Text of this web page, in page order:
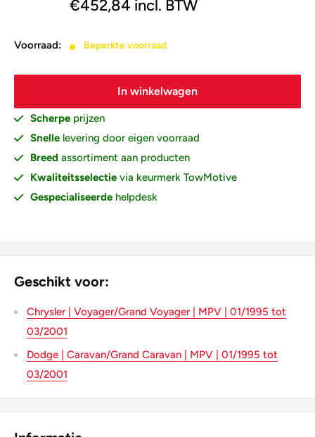
€452,84 incl. BTW
Voorraad: Beperkte voorraad
In winkelwagen
Scherpe prijzen
Snelle levering door eigen voorraad
Breed assortiment aan producten
Kwaliteitsselectievia keurmerk TowMotive
Gespecialiseerde helpdesk
Geschikt voor:
Chrysler | Voyager/Grand Voyager | MPV | 01/1995 tot
03/2001
Dodge | Caravan/Grand Caravan | MPV | 01/1995 tot
03/2001